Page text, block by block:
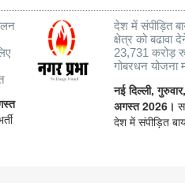
देश में संपीड़ित
क्षेत्र को बढावा
23,731 करोड़
गोबरधन योजना
नई दिल्ली,
अगस्त 2026।
देश में संपीड़ित